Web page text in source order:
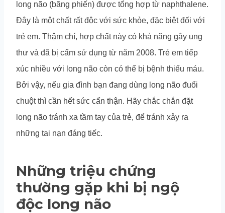
long não (băng phiến) được tổng hợp từ naphthalene.
Đây là một chất rất độc với sức khỏe, đặc biệt đối với
trẻ em. Thậm chí, hợp chất này có khả năng gây ung
thư và đã bị cấm sử dụng từ năm 2008. Trẻ em tiếp
xúc nhiều với long não còn có thể bị bệnh thiếu máu.
Bởi vậy, nếu gia đình bạn đang dùng long não đuổi
chuột thì cần hết sức cẩn thận. Hãy chắc chắn đặt
long não tránh xa tầm tay của trẻ, để tránh xảy ra
những tai nạn đáng tiếc.
Những triệu chứng
thường gặp khi bị ngộ
độc long não